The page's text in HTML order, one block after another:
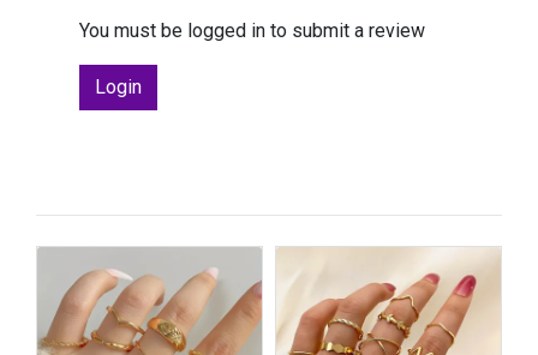
You must be logged in to submit a review
Login